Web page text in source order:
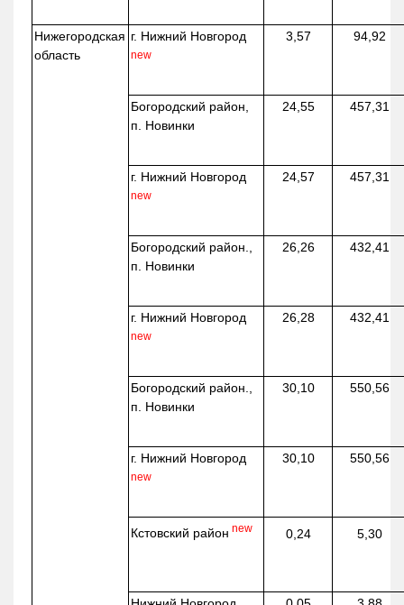
Нижегородская
область
г. Нижний Новгород
new
3,57 94,92
Богородский район,
п. Новинки
24,55 457,31
г. Нижний Новгород
new
24,57 457,31
Богородский район.,
п. Новинки
26,26 432,41
г. Нижний Новгород
new
26,28 432,41
Богородский район.,
п. Новинки
30,10 550,56
г. Нижний Новгород
new
30,10 550,56
Кстовский район new 0,24 5,30